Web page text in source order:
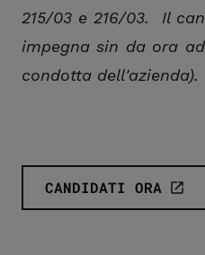
215/03 e 216/03. Il
impegna sin da ora
condotta dell'azienda).
CANDIDATI ORA